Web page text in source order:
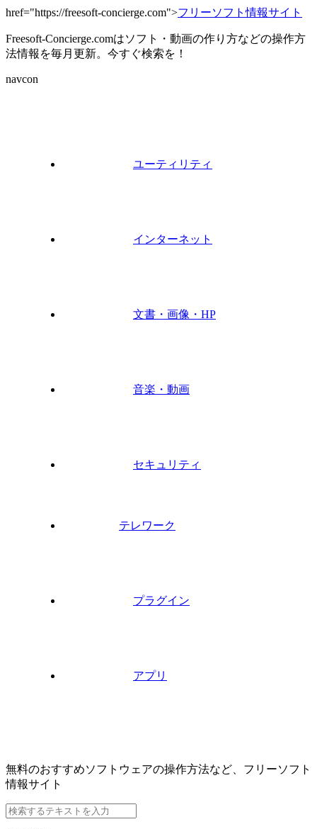
href="https://freesoft-concierge.com">フリーソフト情報サイト
Freesoft-Concierge.comはソフト・動画の作り方などの操作方
法情報を毎月更新。今すぐ検索を！
navcon
ユーティリティ
インターネット
文書・画像・HP
音楽・動画
セキュリティ
テレワーク
プラグイン
アプリ
無料のおすすめソフトウェアの操作方法など、フリーソフト
情報サイト